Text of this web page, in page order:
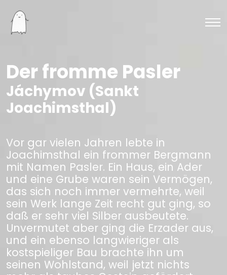
Der fromme Pasler
Jáchymov (Sankt
Joachimsthal)
Vor gar vielen Jahren lebte in
Joachimsthal ein frommer Bergmann
mit Namen Pasler. Ein Haus, ein Ader
und eine Grube waren sein Vermögen,
das sich noch immer vermehrte, weil
sein Werk lange Zeit recht gut ging, so
daß er sehr viel Silber ausbeutete.
Unvermutet aber ging die Erzader aus,
und ein ebenso langwieriger als
kostspieliger Bau brachte ihn um
seinen Wohlstand, weil jetzt nichts